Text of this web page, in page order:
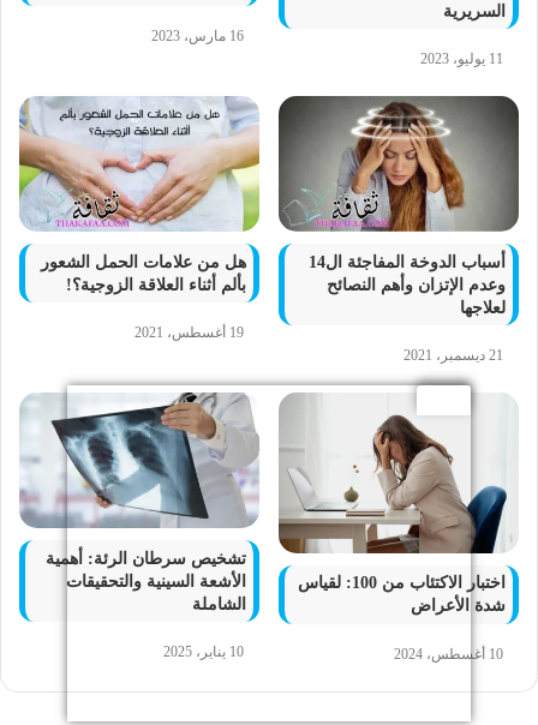
السريرية
11 يوليو، 2023
16 مارس، 2023
أسباب الدوخة المفاجئة ال14
وعدم الإتزان وأهم النصائح
لعلاجها
21 ديسمبر، 2021
هل من علامات الحمل الشعور
بألم أثناء العلاقة الزوجية؟!
19 أغسطس، 2021
اختبار الاكتئاب من 100: لقياس
شدة الأعراض
10 أغسطس، 2024
تشخيص سرطان الرئة: أهمية
الأشعة السينية والتحقيقات
الشاملة
10 يناير، 2025